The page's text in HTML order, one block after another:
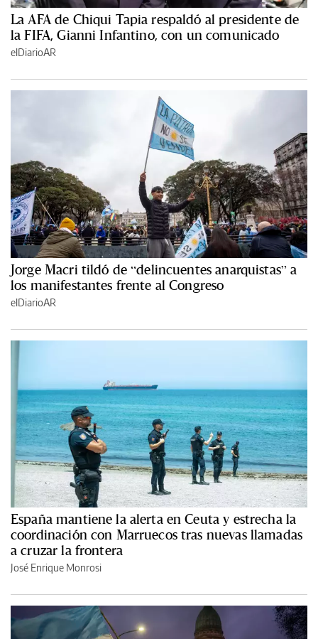
La AFA de Chiqui Tapia respaldó al presidente de
la FIFA, Gianni Infantino, con un comunicado
elDiarioAR
Jorge Macri tildó de “delincuentes anarquistas” a
los manifestantes frente al Congreso
elDiarioAR
España mantiene la alerta en Ceuta y estrecha la
coordinación con Marruecos tras nuevas llamadas
a cruzar la frontera
José Enrique Monrosi